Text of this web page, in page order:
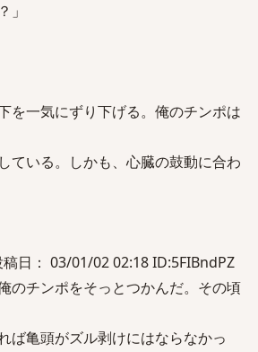
」
を一気にずり下げる。俺のチンポは
ている。しかも、心臓の鼓動に合わ
日： 03/01/02 02:18 ID:5FIBndPZ
のチンポをそっとつかんだ。その頃
ば亀頭がズル剥けにはならなかっ